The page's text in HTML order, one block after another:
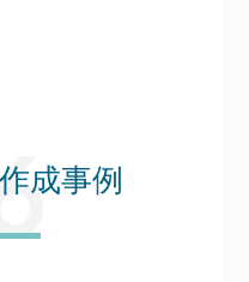
成事例